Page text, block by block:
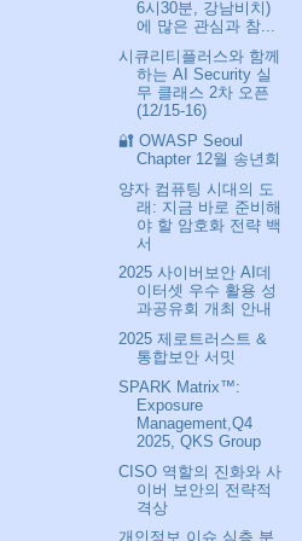
6시30분, 강남비치)
에 많은 관심과 참...
시큐리티플러스와 함께
하는 AI Security 실
무 클래스 2차 오픈
(12/15-16)
🔐 OWASP Seoul
Chapter 12월 송년회
양자 컴퓨팅 시대의 도
래: 지금 바로 준비해
야 할 암호화 전략 백
서
2025 사이버보안 AI데
이터셋 우수 활용 성
과공유회 개최 안내
2025 제로트러스트 &
통합보안 서밋
SPARK Matrix™:
Exposure
Management,Q4
2025, QKS Group
CISO 역할의 진화와 사
이버 보안의 전략적
격상
개인정보 이슈 심층 분